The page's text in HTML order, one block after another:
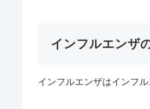
インフルエンザ
インフルエンザはインフ